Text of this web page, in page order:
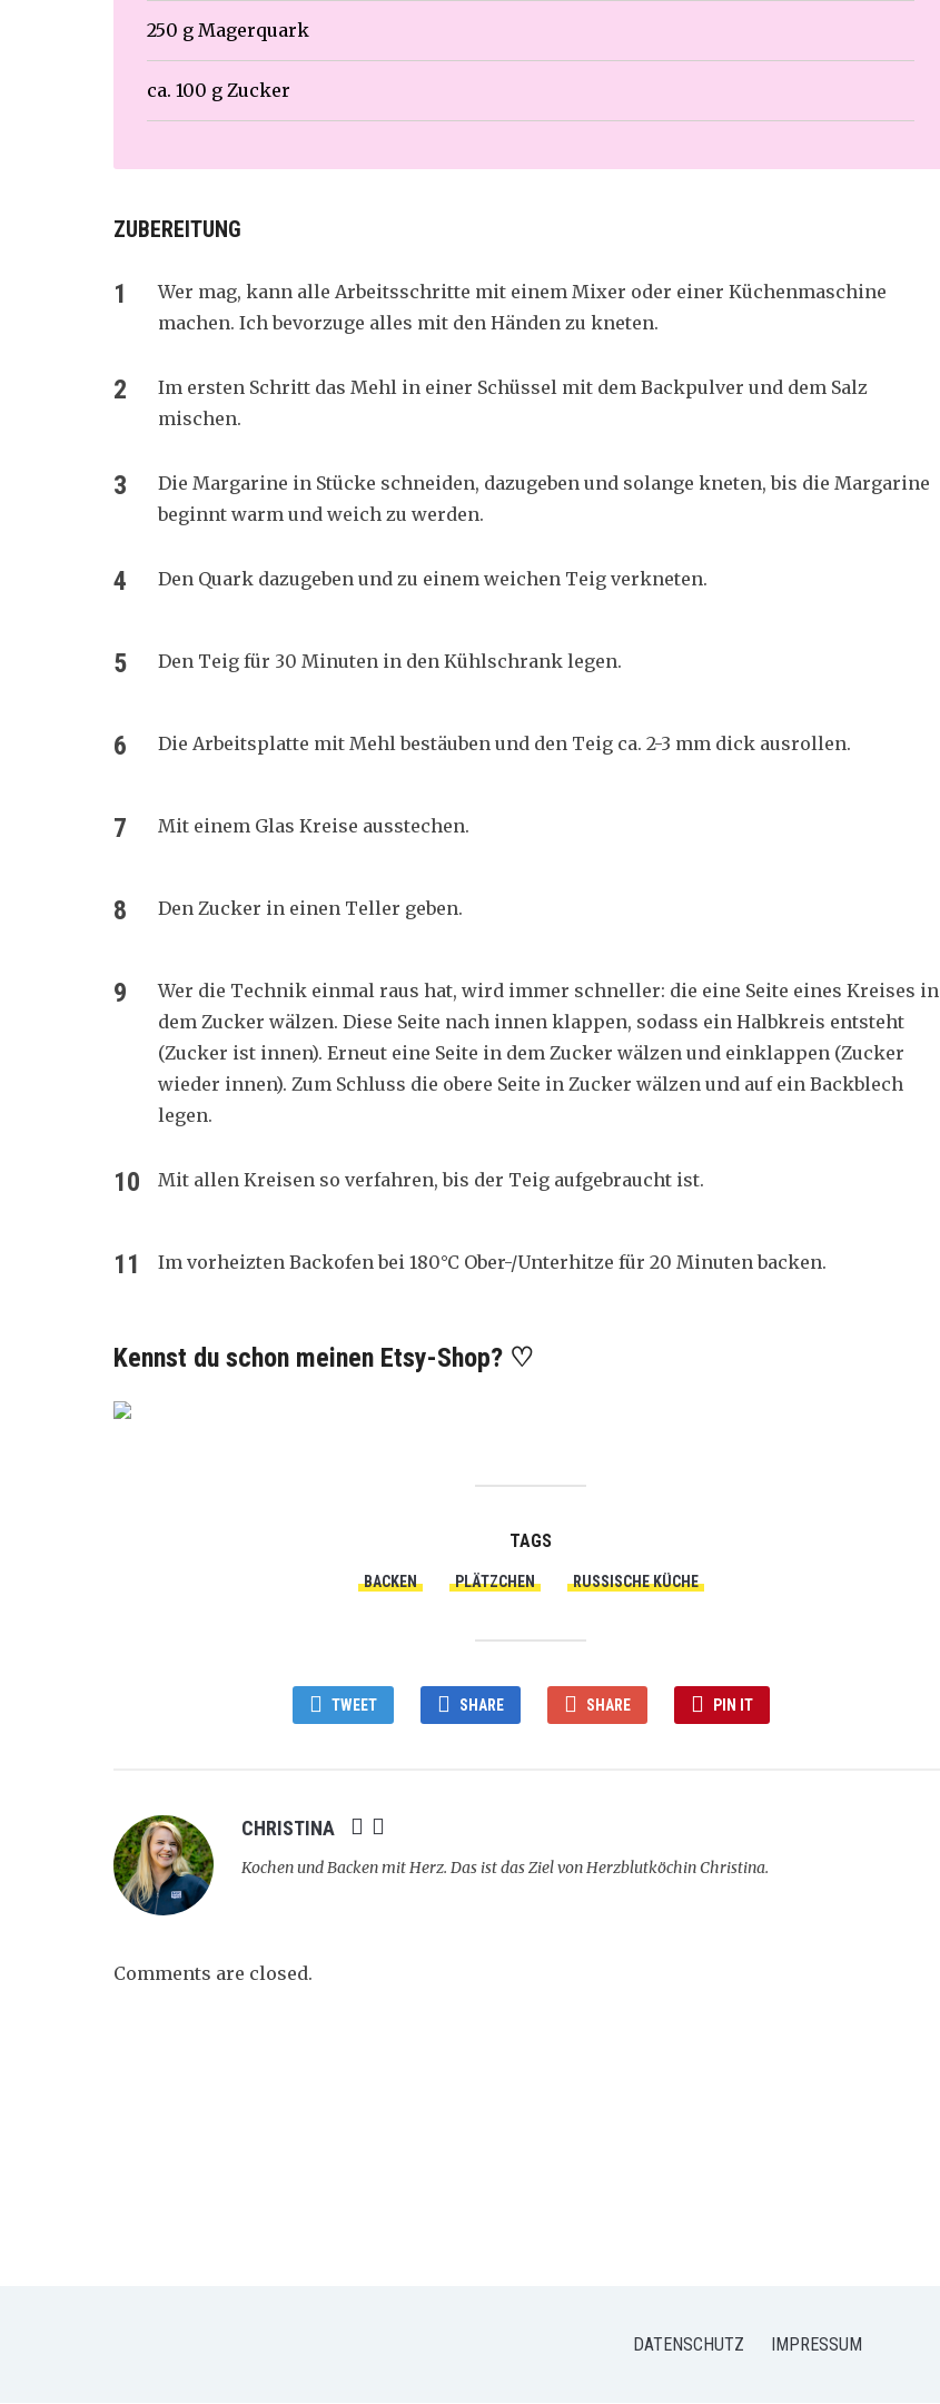
250 g Magerquark
ca. 100 g Zucker
ZUBEREITUNG
Wer mag, kann alle Arbeitsschritte mit einem Mixer oder einer Küchenmaschine
machen. Ich bevorzuge alles mit den Händen zu kneten.
Im ersten Schritt das Mehl in einer Schüssel mit dem Backpulver und dem Salz
mischen.
Die Margarine in Stücke schneiden, dazugeben und solange kneten, bis die Margarine
beginnt warm und weich zu werden.
Den Quark dazugeben und zu einem weichen Teig verkneten.
Den Teig für 30 Minuten in den Kühlschrank legen.
Die Arbeitsplatte mit Mehl bestäuben und den Teig ca. 2-3 mm dick ausrollen.
Mit einem Glas Kreise ausstechen.
Den Zucker in einen Teller geben.
Wer die Technik einmal raus hat, wird immer schneller: die eine Seite eines Kreises in
dem Zucker wälzen. Diese Seite nach innen klappen, sodass ein Halbkreis entsteht
(Zucker ist innen). Erneut eine Seite in dem Zucker wälzen und einklappen (Zucker
wieder innen). Zum Schluss die obere Seite in Zucker wälzen und auf ein Backblech
legen.
Mit allen Kreisen so verfahren, bis der Teig aufgebraucht ist.
Im vorheizten Backofen bei 180°C Ober-/Unterhitze für 20 Minuten backen.
Kennst du schon meinen Etsy-Shop? ♡
TAGS
BACKEN PLÄTZCHEN RUSSISCHE KÜCHE
TWEET SHARE SHARE PIN IT
CHRISTINA
Kochen und Backen mit Herz. Das ist das Ziel von Herzblutköchin Christina.
Comments are closed.
DATENSCHUTZ IMPRESSUM